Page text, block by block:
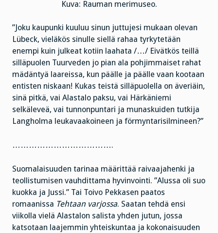
Kuva: Rauman merimuseo.
”Joku kaupunki kuuluu sinun juttujesi mukaan olevan
Lübeck, vieläkös sinulle siellä rahaa tyrkytetään
enempi kuin julkeat kotiin laahata /…/ Eivätkös teillä
silläpuolen Tuurveden jo pian ala pohjimmaiset rahat
mädäntyä laareissa, kun päälle ja päälle vaan kootaan
entisten niskaan! Kukas teistä silläpuolella on äveriäin,
sinä pitkä, vai Alastalo paksu, vai Härkäniemi
selkäleveä, vai tunnonpuntari ja munaskuiden tutkija
Langholma leukavaakoineen ja förmyntarisilmineen?”
……………………………….
Suomalaisuuden tarinaa määrittää raivaajahenki ja
teollistumisen vauhdittama hyvinvointi. ”Alussa oli suo
kuokka ja Jussi.” Tai Toivo Pekkasen paatos
romaanissa Tehtaan varjossa. Saatan tehdä ensi
viikolla vielä Alastalon salista yhden jutun, jossa
katsotaan laajemmin yhteiskuntaa ja kokonaisuuden